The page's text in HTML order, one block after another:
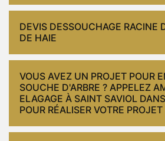
DEVIS DESSOUCHAGE RACINE
DE HAIE
VOUS AVEZ UN PROJET POUR
SOUCHE D'ARBRE ? APPELEZ
ELAGAGE À SAINT SAVIOL
POUR RÉALISER VOTRE PROJET